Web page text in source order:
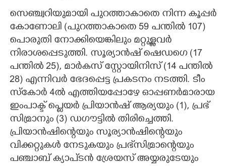
സെഞ്ച്വറിയുമായി പുറത്താകാതെ നിന്ന കൂപ്പർ
കോണോലി (പുറത്താകാതെ 59 പന്തിൽ 107)
പൊരുതി നോക്കിയെങ്കിലും മറ്റുള്ളവർ
നിരാശപ്പെടുത്തി. സൂര്യാൻഷ് ഷെഡഗെ (17
പന്തിൽ 25), മാർകസ് സ്റ്റോയിനിസ് (14 പന്തിൽ
28) എന്നിവർ ഭേദപ്പെട്ട പ്രകടനം നടത്തി. ടീം
സ്കോർ 4ൽ എത്തിയപ്പോഴേ ഓപ്പണർമാരായ
ഇംപാക്ട് പ്ലെയർ പ്രിയാൻഷ് ആര്യയും (1), പ്രഭ്
സിമ്രാനും (3) ഡഗൗട്ടിൽ തിരിച്ചെത്തി.
പ്രിയാൻഷിന്റെയും സൂര്യാൻഷിന്റെയും
വിക്കറ്റുകൾ നേടുകയും പ്രഭ്‌സിമ്രാന്റെയും
പഞ്ചാബ് ക്യാപ്‌ടൻ ശ്രേയസ് അയ്യരുടേയും